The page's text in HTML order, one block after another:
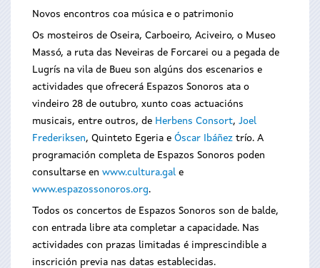
Novos encontros coa música e o patrimonio
Os mosteiros de Oseira, Carboeiro, Aciveiro, o Museo
Massó, a ruta das Neveiras de Forcarei ou a pegada de
Lugrís na vila de Bueu son algúns dos escenarios e
actividades que ofrecerá Espazos Sonoros ata o
vindeiro 28 de outubro, xunto coas actuacións
musicais, entre outros, de Herbens Consort, Joel
Frederiksen, Quinteto Egeria e Óscar Ibáñez trío. A
programación completa de Espazos Sonoros poden
consultarse en www.cultura.gal e
www.espazossonoros.org.
Todos os concertos de Espazos Sonoros son de balde,
con entrada libre ata completar a capacidade. Nas
actividades con prazas limitadas é imprescindible a
inscrición previa nas datas establecidas.